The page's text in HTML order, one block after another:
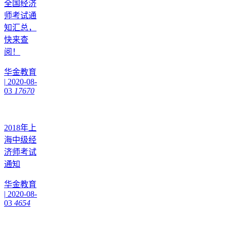
全国经济
师考试通
知汇总，
快来查
阅！
华金教育
| 2020-08-
03 17670
2018年上
海中级经
济师考试
通知
华金教育
| 2020-08-
03 4654